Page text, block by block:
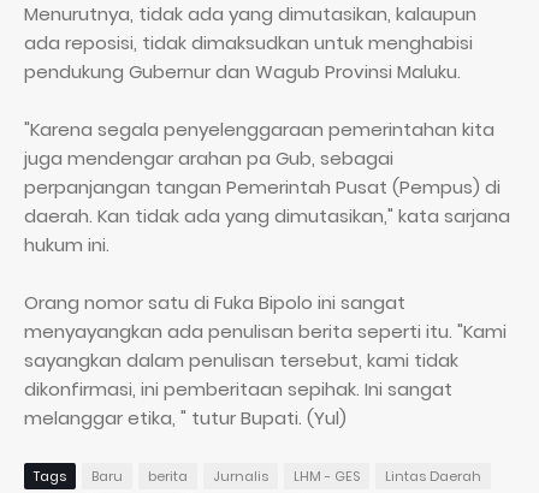
Menurutnya, tidak ada yang dimutasikan, kalaupun
ada reposisi, tidak dimaksudkan untuk menghabisi
pendukung Gubernur dan Wagub Provinsi Maluku.
"Karena segala penyelenggaraan pemerintahan kita
juga mendengar arahan pa Gub, sebagai
perpanjangan tangan Pemerintah Pusat (Pempus) di
daerah. Kan tidak ada yang dimutasikan," kata sarjana
hukum ini.
Orang nomor satu di Fuka Bipolo ini sangat
menyayangkan ada penulisan berita seperti itu. "Kami
sayangkan dalam penulisan tersebut, kami tidak
dikonfirmasi, ini pemberitaan sepihak. Ini sangat
melanggar etika, " tutur Bupati. (Yul)
Tags Baru berita Jurnalis LHM - GES
Lintas Daerah